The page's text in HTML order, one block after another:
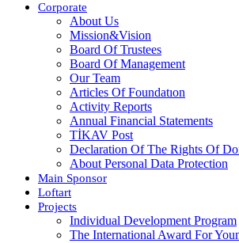
Corporate
About Us
Mission&Vision
Board Of Trustees
Board Of Management
Our Team
Articles Of Foundatıon
Activity Reports
Annual Financial Statements
TİKAV Post
Declaration Of The Rights Of
About Personal Data Protection
Main Sponsor
Loftart
Projects
Individual Development Program
The International Award For